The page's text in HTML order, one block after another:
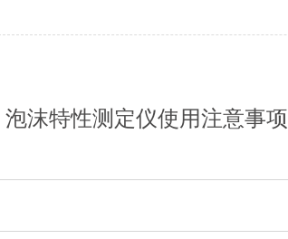
泡沫特性测定仪使用注意事项